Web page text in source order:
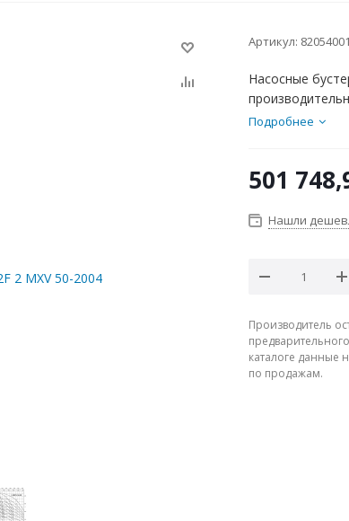
Артикул:
Насосные
Подробнее
501
Нашли
Производитель
каталоге данные
по продажам.